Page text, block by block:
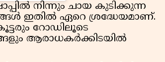
നിന്നും ചായ കുടിക്കുന്ന
ഇതിൽ ഏറെ ശ്രദ്ധേയമാണ്.
റോഡിലൂടെ
ആരാധകർക്കിടയിൽ